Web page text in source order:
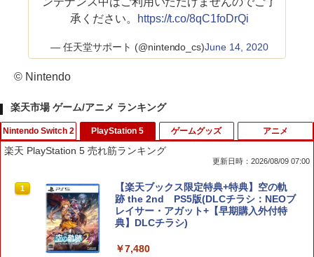
承ください。
https://t.co/8qC1foDrQi
— 任天堂サポート (@nintendo_cs)June 14, 2020
© Nintendo
楽天市場 ゲーム/アニメ ランキング
Nintendo Switch 2
1
楽天1位 switch2 保護フィルム【他全機
種】【2枚目半額&ケーブルもらえる】ス
イッチ2 保護フィルム switch2 フィルム
Switch2 ガラスフィルム スイッチ Switc
ト シート 本体 ガラス lite ケース カバー
PlayStation 5
楽天 PlayStation 5 売れ筋ランキング
更新日時：2026/08/09 07:00
1
【楽天ブックス限定特典+特典】空の軌
跡 the 2nd PS5版(DLCチラシ：NEOブ
レイサー・アガット+【早期購入外付特
典】DLCチラシ)
￥7,480
ゲームグッズ アニメ